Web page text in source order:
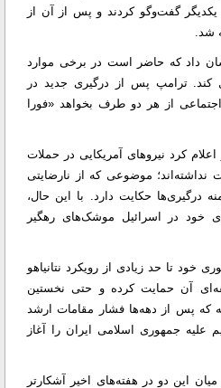
یکدیگر گفت‌وگو کردند و پس از آن از
شد.
نشان داد که حاضر است در برخی موارد
ترامپ پس از درگیری جدید در
از هر دو طرف بخواهد «فورا
کرد نیروهای آمریکایی در حملات
نداشته‌اند؛ موضوعی که از نارضایتی
درگیری‌ها حکایت دارد. با این حال،
خود در اسرائیل موشک‌های رهگیر
خود تا حد زیادی از رویکرد نتانیاهو
آن حمایت کرده و حتی نخستین
که پس از دهه‌ها فشار مقامات ارشد
علیه جمهوری اسلامی ایران را آغاز
این دو در هفته‌های اخیر آشکارتر